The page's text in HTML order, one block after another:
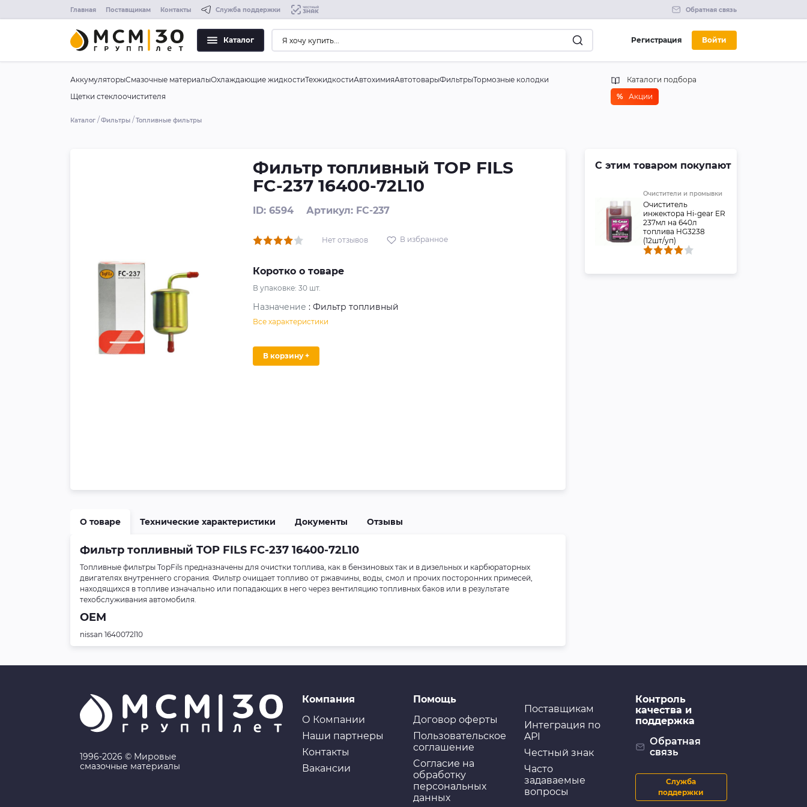
Главная Поставщикам Контакты Служба поддержки Обратная связь
Каталог Регистрация Войти
АккумуляторыСмазочные материалыОхлаждающие жидкостиТехжидкостиАвтохимияАвтотоварыФильтрыТормозные колодки
Щетки стеклоочистителя
Каталоги подбора
% Акции
Каталог Фильтры Топливные фильтры
Фильтр топливный TOP FILS
FC-237 16400-72L10
ID: 6594 Артикул: FC-237
Нет отзывов В избранное
Коротко о товаре
В упаковке:30 шт.
Назначение : Фильтр топливный
Все характеристики
В корзину +
О товаре Технические характеристики Документы Отзывы
Фильтр топливный TOP FILS FC-237 16400-72L10
Топливные фильтры TopFils предназначены для очистки топлива, как в бензиновых так и в дизельных и карбюраторных
двигателях внутреннего сгорания. Фильтр очищает топливо от ржавчины, воды, смол и прочих посторонних примесей,
находящихся в топливе изначально или попадающих в него через вентиляцию топливных баков или в результате
техобслуживания автомобиля.
OEM
nissan 1640072l10
С этим товаром покупают
Очистители и промывки
Очиститель
инжектора Hi-gear ER
237мл на 640л
топлива HG3238
(12шт/уп)
1996-2026 © Мировые
смазочные материалы
Компания
О Компании
Наши партнеры
Контакты
Вакансии
Помощь
Договор оферты
Пользовательское
соглашение
Cогласие на
обработку
персональных
данных
Поставщикам
Интеграция по
API
Честный знак
Часто
задаваемые
вопросы
Контроль
качества и
поддержка
Обратная
связь
Служба
поддержки